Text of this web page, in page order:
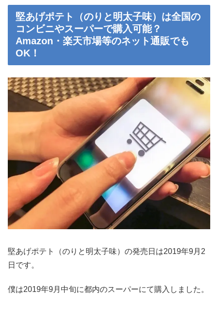
堅あげポテト（のりと明太子味）は全国の
コンビニやスーパーで購入可能？
Amazon・楽天市場等のネット通販でも
OK！
堅あげポテト（のりと明太子味）の発売日は2019年9月2
日です。
僕は2019年9月中旬に都内のスーパーにて購入しました。